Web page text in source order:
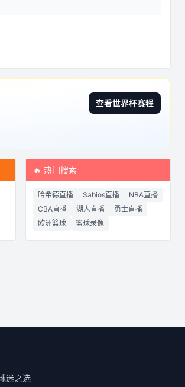
查看世界杯赛程
🔥 热门搜索
哈希德直播 Sabios直播
NBA直播
CBA直播
湖人直播
勇士直播
欧洲篮球
篮球录像
迷之选